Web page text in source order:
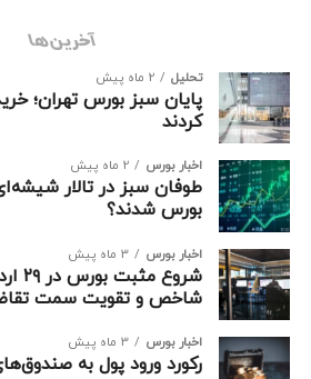
آخرین‌ها
تحلیل 2 ماه پیش
پایان سبز بورس تهران؛
کردند
اخبار بورس 2 ماه پیش
طوفان سبز در تالار
بورس شدند؟
اخبار بورس 3 ماه پیش
شاخص و تقویت سمت
اخبار بورس 3 ماه پیش
رکورد ورود پول به